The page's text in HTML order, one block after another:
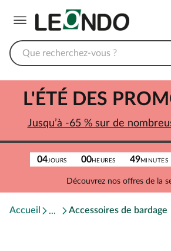
04JOURS 00HEURES 49MINUTES
Découvrez nos offres de la
L'ÉTÉ DES
Jusqu’à -65 % sur de
Accueil Accessoires de bardage